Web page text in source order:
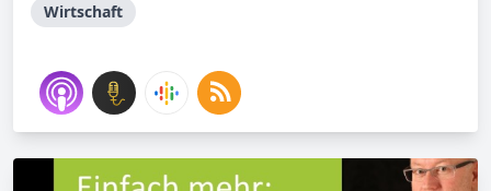
Wirtschaft